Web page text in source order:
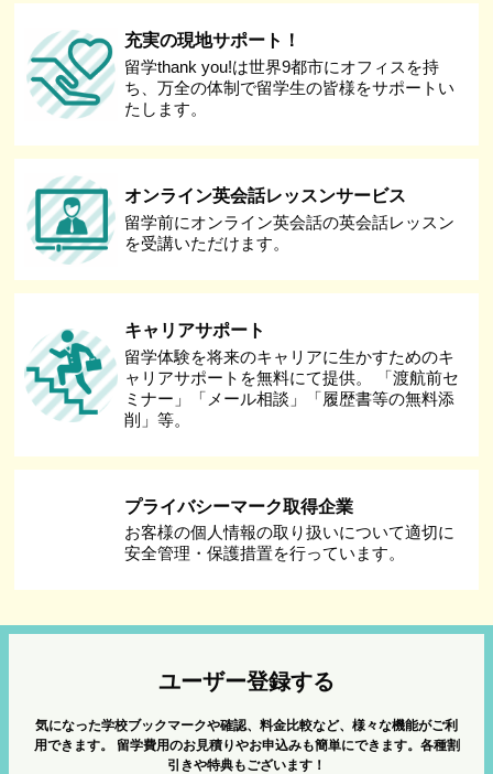
充実の現地サポート！
留学thank you!は世界9都市にオフィスを持
ち、万全の体制で留学生の皆様をサポートい
たします。
オンライン英会話レッスンサービス
留学前にオンライン英会話の英会話レッスン
を受講いただけます。
キャリアサポート
留学体験を将来のキャリアに生かすためのキ
ャリアサポートを無料にて提供。 「渡航前セ
ミナー」「メール相談」「履歴書等の無料添
削」等。
プライバシーマーク取得企業
お客様の個人情報の取り扱いについて適切に
安全管理・保護措置を行っています。
ユーザー登録する
気になった学校ブックマークや確認、料金比較など、様々な機能がご利
用できます。
留学費用のお見積りやお申込みも簡単にできます。各種割
引きや特典もございます！